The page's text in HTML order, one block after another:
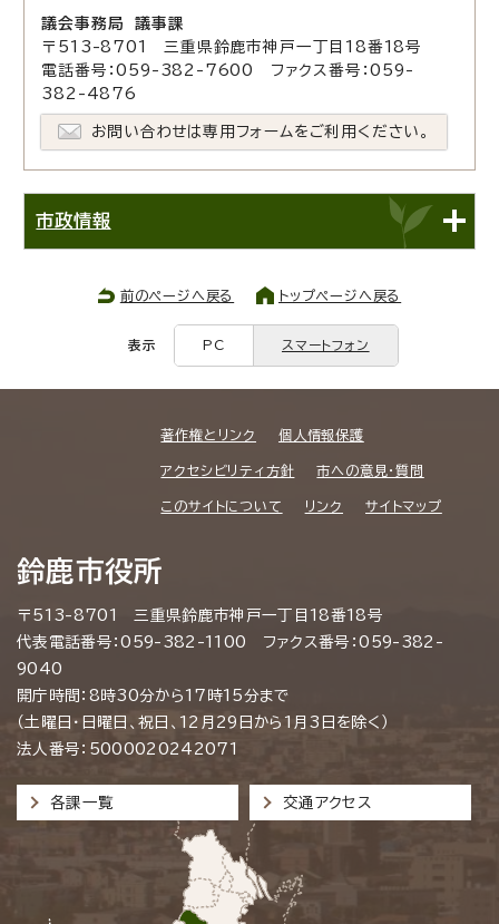
議会事務局 議事課
〒513-8701 三重県鈴鹿市神戸一丁目18番18号
電話番号：059-382-7600 ファクス番号：059-
382-4876
お問い合わせは専用フォームをご利用ください。
市政情報
前のページへ戻る トップページへ戻る
表示 PC スマートフォン
著作権とリンク 個人情報保護
アクセシビリティ方針 市への意見・質問
このサイトについて リンク サイトマップ
鈴鹿市役所
〒513-8701 三重県鈴鹿市神戸一丁目18番18号
代表電話番号：059-382-1100 ファクス番号：059-382-
9040
開庁時間：8時30分から17時15分まで
（土曜日・日曜日、祝日、12月29日から1月3日を除く）
法人番号：5000020242071
各課一覧 交通アクセス